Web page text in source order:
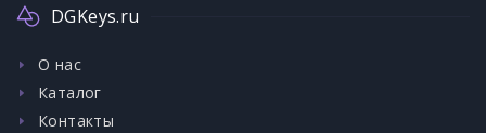
DGKeys.ru
О нас
Каталог
Контакты